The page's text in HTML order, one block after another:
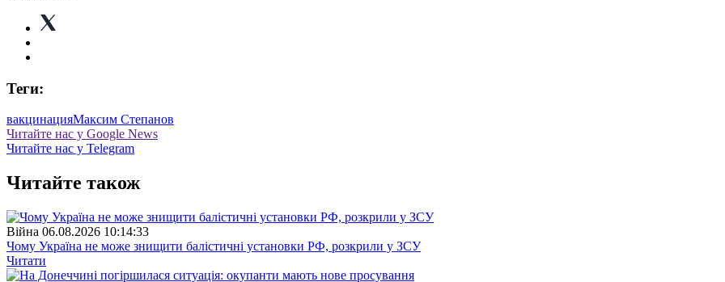
Теги:
вакцинацияМаксим Степанов
Читайте нас у Google News
Читайте нас у Telegram
Читайте також
Війна 06.08.2026 10:14:33
Чому Україна не може знищити балістичні установки РФ, розкрили у ЗСУ
Читати